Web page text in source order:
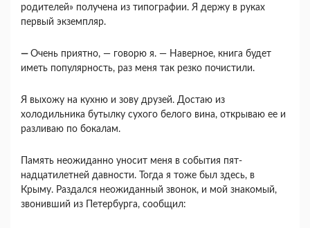
родителей» получена из типогра­фии. Я держу в руках
первый экземпляр.
— Очень приятно, — говорю я. — Наверное, книга будет
иметь популярность, раз меня так рез­ко почистили.
Я выхожу на кухню и зову друзей. Достаю из
холодильника бутылку сухого белого вина, откры­ваю ее и
разливаю по бокалам.
Память неожиданно уносит меня в события пят­
надцатилетней давности. Тогда я тоже был здесь, в
Крыму. Раздался неожиданный звонок, и мой знакомый,
звонивший из Петербурга, сообщил: